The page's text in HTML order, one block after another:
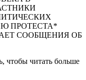
ПРОТЕСТА*
СООБЩЕHИЯ ОБ
чтобы читать больше